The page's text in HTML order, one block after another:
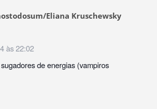
Eliana Kruschewsky
às 22:02
de energias (vampiros